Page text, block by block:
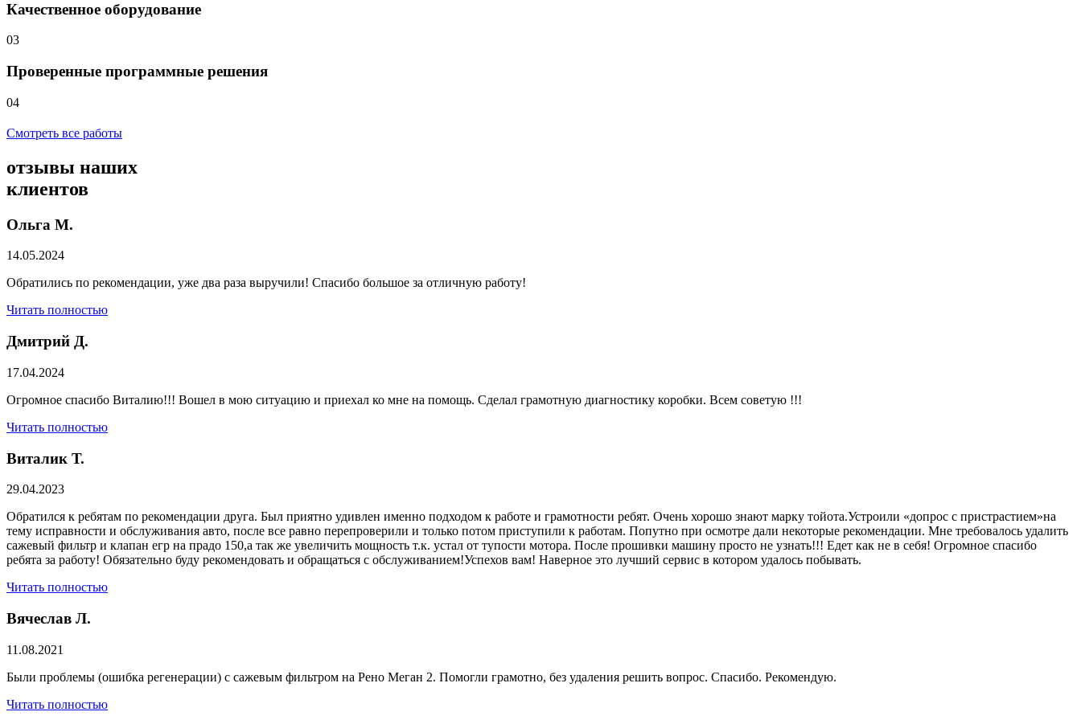
Качественное оборудование
03
Проверенные программные решения
04
Смотреть все работы
отзывы наших
клиентов
Ольга М.
14.05.2024
Обратились по рекомендации, уже два раза выручили! Спасибо большое за отличную работу!
Читать полностью
Дмитрий Д.
17.04.2024
Огромное спасибо Виталию!!! Вошел в мою ситуацию и приехал ко мне на помощь. Сделал грамотную диагностику коробки. Всем советую !!!
Читать полностью
Виталик Т.
29.04.2023
Обратился к ребятам по рекомендации друга. Был приятно удивлен именно подходом к работе и грамотности ребят. Очень хорошо знают марку тойота.Устроили «допрос с пристрастием»на
тему исправности и обслуживания авто, после все равно перепроверили и только потом приступили к работам. Попутно при осмотре дали некоторые рекомендации. Мне требовалось удалить
сажевый фильтр и клапан егр на прадо 150,а так же увеличить мощность т.к. устал от тупости мотора. После прошивки машину просто не узнать!!! Едет как не в себя! Огромное спасибо
ребята за работу! Обязательно буду рекомендовать и обращаться с обслуживанием!Успехов вам! Наверное это лучший сервис в котором удалось побывать.
Читать полностью
Вячеслав Л.
11.08.2021
Были проблемы (ошибка регенерации) с сажевым фильтром на Рено Меган 2. Помогли грамотно, без удаления решить вопрос. Спасибо. Рекомендую.
Читать полностью